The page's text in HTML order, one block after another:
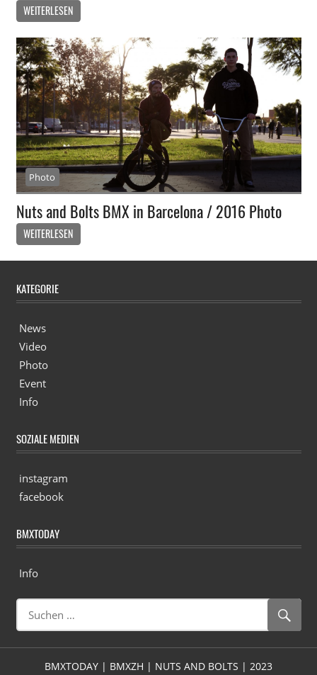
WEITERLESEN
Photo
Nuts and Bolts BMX in Barcelona / 2016 Photo
WEITERLESEN
KATEGORIE
News
Video
Photo
Event
Info
SOZIALE MEDIEN
instagram
facebook
BMXTODAY
Info
BMXTODAY | BMXZH | NUTS AND BOLTS | 2023